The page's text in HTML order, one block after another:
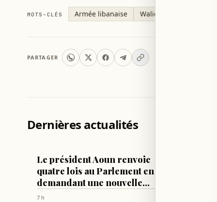
MOTS-CLÉS Armée libanaise Walid Joumblatt
PARTAGER
Dernières actualités
Le président Aoun renvoie
quatre lois au Parlement en
demandant une nouvelle
révision
7 h